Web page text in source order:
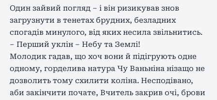
Один зайвий погляд – і він ризикував знов
загрузнути в тенетах брудних, безладних
спогадів минулого, від яких несила звільнитись.
– Перший уклін – Небу та Землі!
Молодик гадав, що хоч вони й підігрують одне
одному, горделива натура Чу Ваньніна нізащо не
дозволить тому схилити коліна. Несподівано,
аби закінчити почате, Вчитель закрив очі, брови